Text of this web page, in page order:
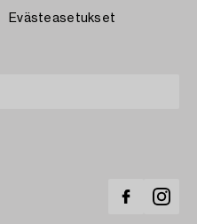
Evästeasetukset